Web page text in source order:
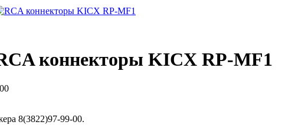
коннекторы KICX RP-MF1
8(3822)97-99-00.